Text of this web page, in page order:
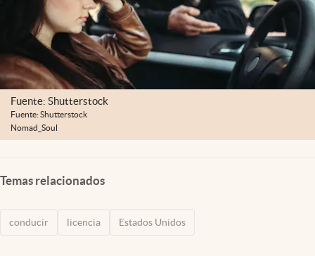
Fuente: Shutterstock
Fuente: Shutterstock
Nomad_Soul
Temas relacionados
conducir licencia Estados Unidos